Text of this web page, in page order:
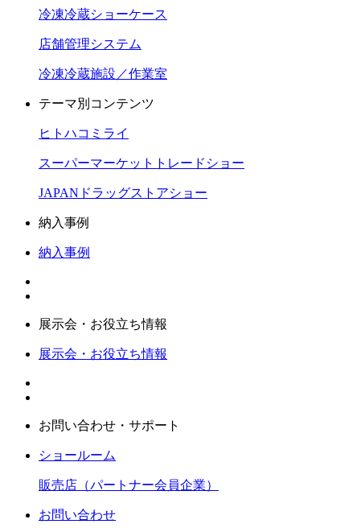
冷凍冷蔵ショーケース
店舗管理システム
冷凍冷蔵施設／作業室
テーマ別コンテンツ
ヒトハコミライ
スーパーマーケットトレードショー
JAPANドラッグストアショー
納入事例
納入事例
展示会・お役立ち情報
展示会・お役立ち情報
お問い合わせ・サポート
ショールーム
販売店（パートナー会員企業）
お問い合わせ